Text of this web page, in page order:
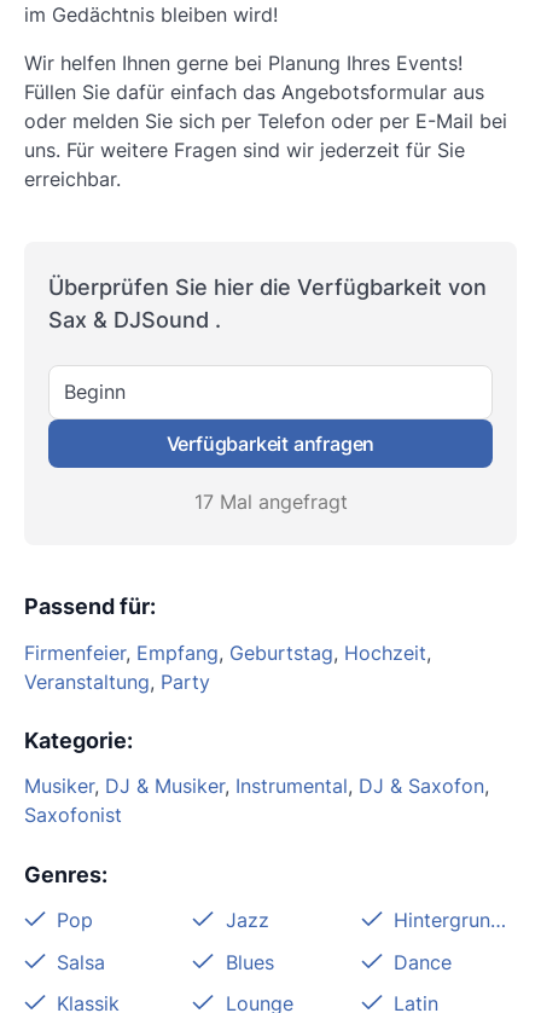
im Gedächtnis bleiben wird!
Wir helfen Ihnen gerne bei Planung Ihres Events!
Füllen Sie dafür einfach das Angebotsformular aus
oder melden Sie sich per Telefon oder per E-Mail bei
uns. Für weitere Fragen sind wir jederzeit für Sie
erreichbar.
Überprüfen Sie hier die Verfügbarkeit von
Sax & DJSound .
Beginn
Verfügbarkeit anfragen
17 Mal angefragt
Passend für:
Firmenfeier, Empfang, Geburtstag, Hochzeit,
Veranstaltung, Party
Kategorie:
Musiker, DJ & Musiker, Instrumental, DJ & Saxofon,
Saxofonist
Genres:
Pop Jazz
Hintergrundmusik
Salsa
Blues
Dance
Klassik
Lounge
Latin